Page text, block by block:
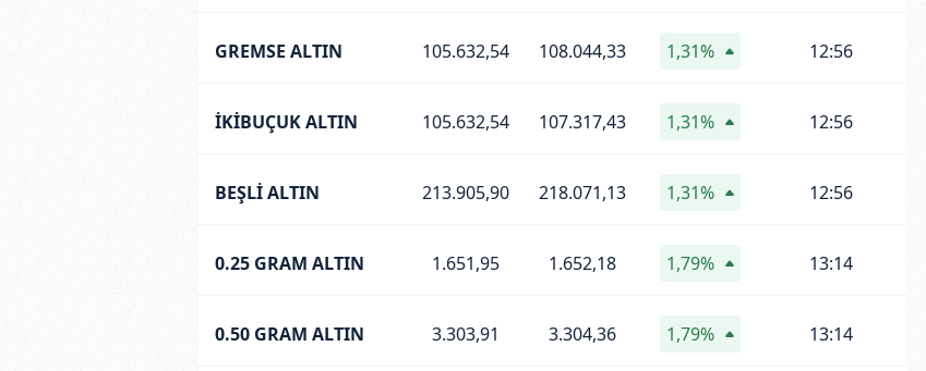
GREMSE ALTIN 105.632,54 108.044,33 1,31% 12:56
İKİBUÇUK ALTIN 105.632,54 107.317,43 1,31% 12:56
BEŞLİ ALTIN 213.905,90 218.071,13 1,31% 12:56
0.25 GRAM ALTIN 1.651,95 1.652,18 1,79% 13:14
0.50 GRAM ALTIN 3.303,91 3.304,36 1,79% 13:14